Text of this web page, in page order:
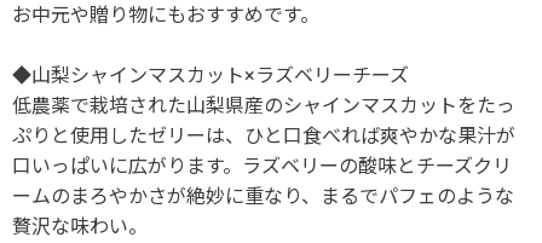
お中元や贈り物にもおすすめです。
◆山梨シャインマスカット×ラズベリーチーズ
低農薬で栽培された山梨県産のシャインマスカットをたっ
ぷりと使用したゼリーは、ひと口食べれば爽やかな果汁が
口いっぱいに広がります。ラズベリーの酸味とチーズクリ
ームのまろやかさが絶妙に重なり、まるでパフェのような
贅沢な味わい。